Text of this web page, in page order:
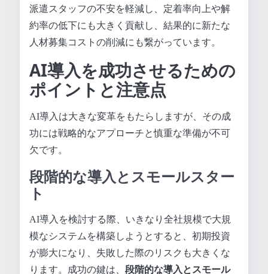
派遣スタッフの不安を軽減し、定着率向上や解
約率の低下にも大きく貢献し、結果的に新たな
人材募集コストの削減にも繋がっています。
AI導入を成功させるための
ポイントと注意点
AI導入は大きな変革をもたらしますが、その成
功には戦略的なアプローチと慎重な準備が不可
欠です。
段階的な導入とスモールスター
ト
AI導入を検討する際、いきなり全社規模で大規
模なシステムを構築しようとすると、初期投資
が膨大になり、失敗した際のリスクも大きくな
ります。成功の鍵は、 段階的な導入とスモール